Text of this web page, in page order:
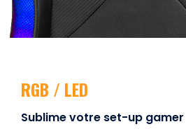
RGB / LED
Sublime votre set-up gamer